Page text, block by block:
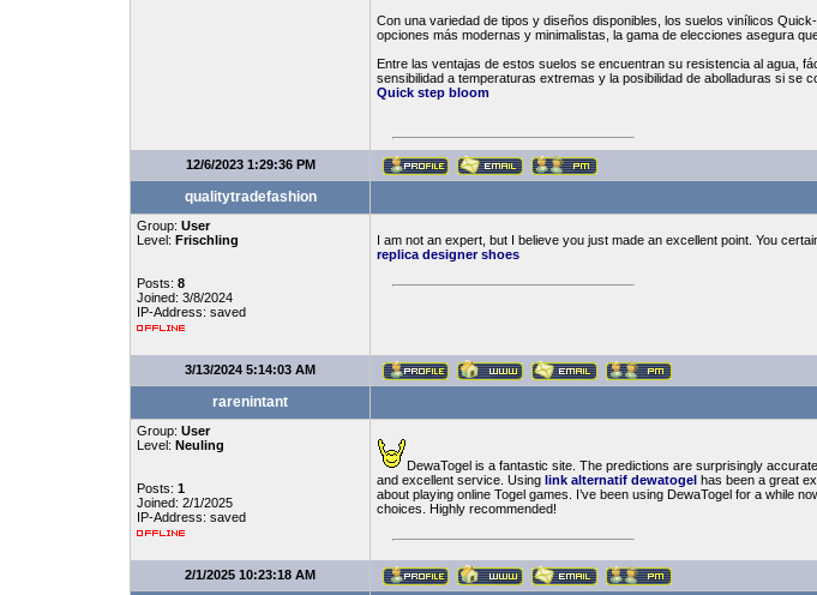
Con una variedad de tipos y diseños disponibles, los suelos vinílicos
opciones más modernas y minimalistas, la gama de elecciones asegura
Entre las ventajas de estos suelos se encuentran su resistencia al agua,
sensibilidad a temperaturas extremas y la posibilidad de abolladuras si se
Quick step bloom
12/6/2023 1:29:36 PM
qualitytradefashion
Group: User
Level: Frischling
Posts: 8
Joined: 3/8/2024
IP-Address: saved
I am not an expert, but I believe you just made an excellent point. You
replica designer shoes
3/13/2024 5:14:03 AM
rarenintant
Group: User
Level: Neuling
Posts: 1
Joined: 2/1/2025
IP-Address: saved
DewaTogel is a fantastic site. The predictions are surprisingly
and excellent service. Using link alternatif dewatogel has been a great
about playing online Togel games. I’ve been using DewaTogel for a while
choices. Highly recommended!
2/1/2025 10:23:18 AM